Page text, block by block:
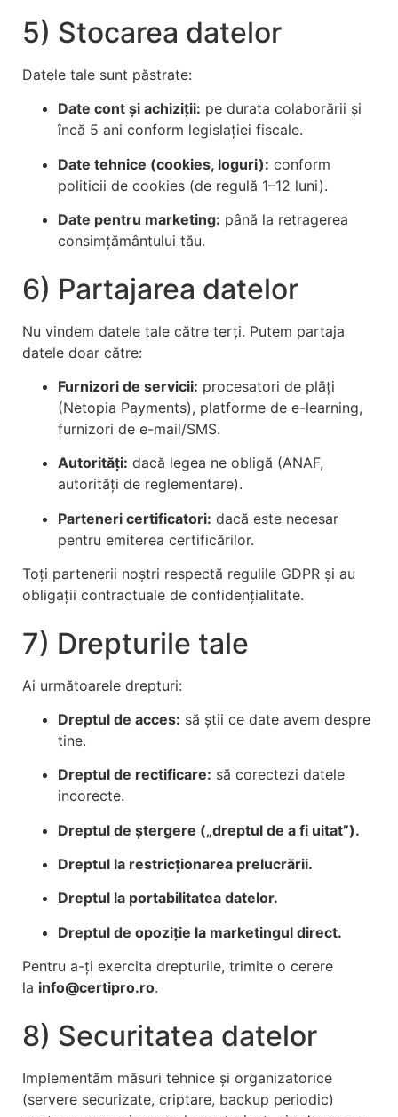
5) Stocarea datelor
Datele tale sunt păstrate:
Date cont și achiziții: pe durata colaborării și
încă 5 ani conform legislației fiscale.
Date tehnice (cookies, loguri): conform
politicii de cookies (de regulă 1–12 luni).
Date pentru marketing: până la retragerea
consimțământului tău.
6) Partajarea datelor
Nu vindem datele tale către terți. Putem partaja
datele doar către:
Furnizori de servicii: procesatori de plăți
(Netopia Payments), platforme de e-learning,
furnizori de e-mail/SMS.
Autorități: dacă legea ne obligă (ANAF,
autorități de reglementare).
Parteneri certificatori: dacă este necesar
pentru emiterea certificărilor.
Toți partenerii noștri respectă regulile GDPR și au
obligații contractuale de confidențialitate.
7) Drepturile tale
Ai următoarele drepturi:
Dreptul de acces: să știi ce date avem despre
tine.
Dreptul de rectificare: să corectezi datele
incorecte.
Dreptul de ștergere („dreptul de a fi uitat”).
Dreptul la restricționarea prelucrării.
Dreptul la portabilitatea datelor.
Dreptul de opoziție la marketingul direct.
Pentru a-ți exercita drepturile, trimite o cerere
la info@certipro.ro.
8) Securitatea datelor
Implementăm măsuri tehnice și organizatorice
(servere securizate, criptare, backup periodic)